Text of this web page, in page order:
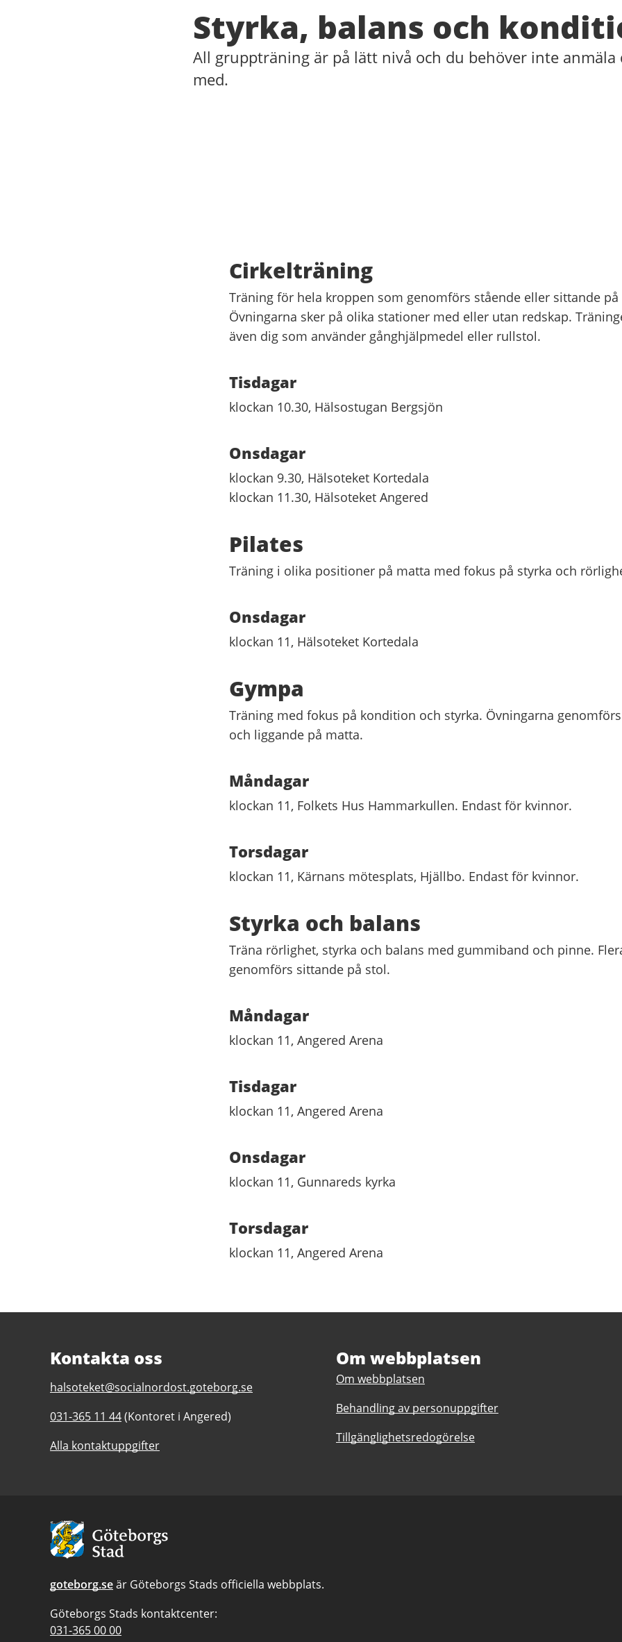
Styrka, balans och
All gruppträning är på lätt nivå och du behöver inte anmäla
med.
Cirkelträning
Träning för hela kroppen som genomförs stående eller sittande på
Övningarna sker på olika stationer med eller utan redskap.
även dig som använder gånghjälpmedel eller rullstol.
Tisdagar
klockan 10.30, Hälsostugan Bergsjön
Onsdagar
klockan 9.30, Hälsoteket Kortedala
klockan 11.30, Hälsoteket Angered
Pilates
Träning i olika positioner på matta med fokus på styrka och
Onsdagar
klockan 11, Hälsoteket Kortedala
Gympa
Träning med fokus på kondition och styrka. Övningarna
och liggande på matta.
Måndagar
klockan 11, Folkets Hus Hammarkullen. Endast för kvinnor.
Torsdagar
klockan 11, Kärnans mötesplats, Hjällbo. Endast för kvinnor.
Styrka och balans
Träna rörlighet, styrka och balans med gummiband och pinne.
genomförs sittande på stol.
Måndagar
klockan 11, Angered Arena
Tisdagar
klockan 11, Angered Arena
Onsdagar
klockan 11, Gunnareds kyrka
Torsdagar
klockan 11, Angered Arena
Kontakta oss
E-
till
Hälsoteket
i
halsoteket@socialnordost.goteborg.se
Telefonnummer
Hälsoteket
031-365 11 44(Kontoret i Angered)
Alla kontaktuppgifter
Om webbplatsen
Om webbplatsen
Behandling av personuppgifter
Tillgänglighetsredogörelse
Avsändare:
Göteborgs
Stad
goteborg.seär Göteborgs Stads officiella webbplats.
Göteborgs Stads kontaktcenter:
Telefonnummer
031-365 00 00